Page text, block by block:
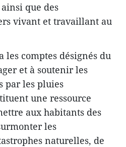
que des
vivant et travaillant au
les comptes désignés du
et à soutenir les
par les pluies
une ressource
aux habitants des
les
naturelles, de